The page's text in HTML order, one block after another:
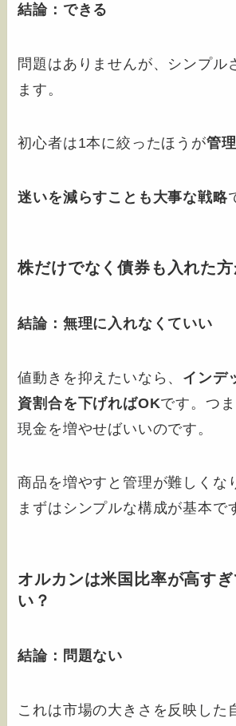
結論：できる
問題はありませんが、シンプル
ます。
初心者は1本に絞ったほうが管
迷いを減らすことも大事な戦略
株だけでなく債券も入れた方
結論：無理に入れなくていい
値動きを抑えたいなら、 インデ
資割合を下げればOKです。つ
現金を増やせばいいのです。
商品を増やすと管理が難しくな
まずはシンプルな構成が基本で
オルカンは米国比率が高す
い？
結論：問題ない
これは市場の大きさを反映した